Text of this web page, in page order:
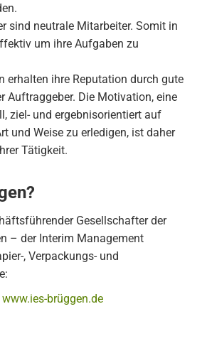
sind neutrale Mitarbeiter. Somit in
um ihre Aufgaben zu
erhalten ihre Reputation durch gute
Auftraggeber. Die Motivation, eine
ziel- und ergebnisorientiert auf
und Weise zu erledigen, ist daher
Tätigkeit.
Gesellschafter der
– der Interim Management
, Verpackungs- und
www.ies-brüggen.de